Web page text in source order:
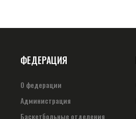
ФЕДЕРАЦИЯ
О федерации
Администрация
Баскетбольные отделения